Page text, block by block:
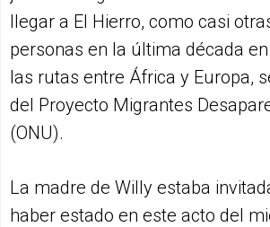
llegar a El Hierro, como casi
personas en la última década
las rutas entre África y Europa,
del Proyecto Migrantes
(ONU).
La madre de Willy estaba
haber estado en este acto del